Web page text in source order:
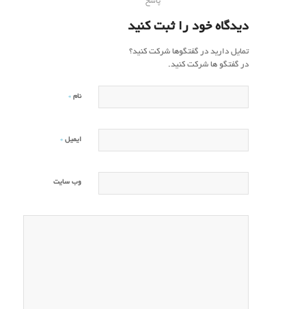
دیدگاه خود را ثبت کنید
تمایل دارید در گفتگوها شرکت کنید؟
در گفتگو ها شرکت کنید.
نام *
ایمیل *
وب‌ سایت